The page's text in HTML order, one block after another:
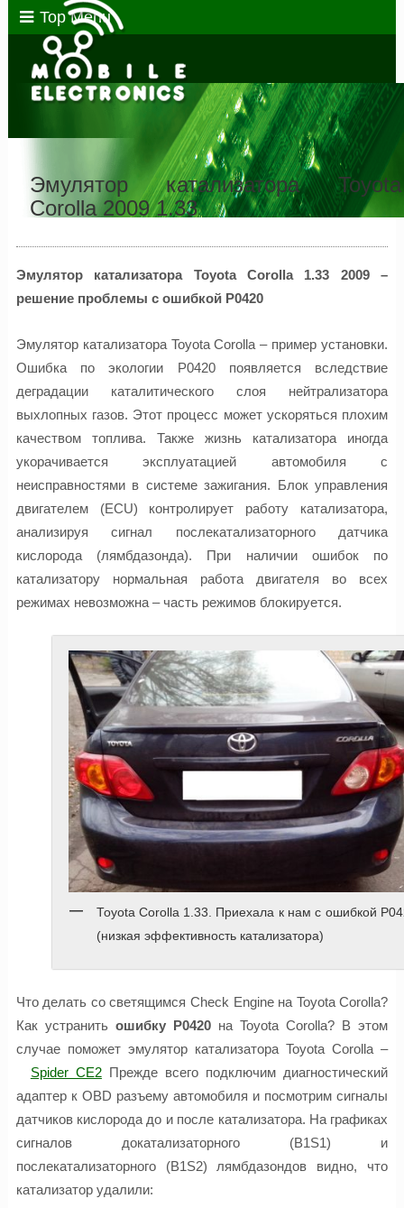
Top Menu
Эмулятор катализатора Toyota
Corolla 2009 1.33
Эмулятор катализатора Toyota Corolla 1.33 2009 –
решение проблемы с ошибкой P0420
Эмулятор катализатора Toyota Corolla – пример установки.
Ошибка по экологии P0420 появляется вследствие
деградации каталитического слоя нейтрализатора
выхлопных газов. Этот процесс может ускоряться плохим
качеством топлива. Также жизнь катализатора иногда
укорачивается эксплуатацией автомобиля с
неисправностями в системе зажигания. Блок управления
двигателем (ECU) контролирует работу катализатора,
анализируя сигнал послекатализаторного датчика
кислорода (лямбдазонда). При наличии ошибок по
катализатору нормальная работа двигателя во всех
режимах невозможна – часть режимов блокируется.
Toyota Corolla 1.33. Приехала к нам с ошибкой
(низкая эффективность катализатора)
Что делать со светящимся Check Engine на Toyota Corolla?
Как устранить ошибку P0420на Toyota Corolla? В этом
случае поможет эмулятор катализатора Toyota Corolla –
Spider CE2Прежде всего подключим диагностический
адаптер к OBD разъему автомобиля и посмотрим сигналы
датчиков кислорода до и после катализатора. На графиках
сигналов докатализаторного (B1S1) и
послекатализаторного (B1S2) лямбдазондов видно, что
катализатор удалили: